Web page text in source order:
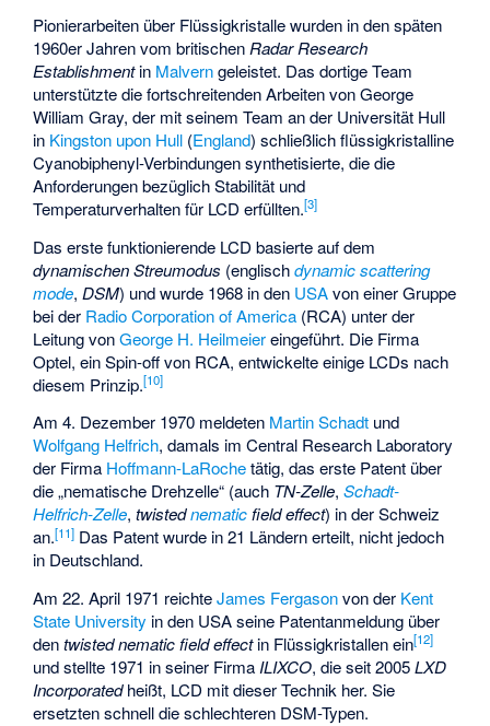
Pionierarbeiten über Flüssigkristalle wurden in den späten
1960er Jahren vom britischen Radar Research
Establishmentin Malverngeleistet. Das dortige Team
unterstützte die fortschreitenden Arbeiten von George
William Gray, der mit seinem Team an der Universität Hull
in Kingston upon Hull (England) schließlich flüssigkristalline
Cyanobiphenyl-Verbindungen synthetisierte, die die
Anforderungen bezüglich Stabilität und
Temperaturverhalten für LCD erfüllten.[3]
Das erste funktionierende LCD basierte auf dem
dynamischen Streumodus (englischdynamic scattering
mode,DSM) und wurde 1968 in den USAvon einer Gruppe
bei der Radio Corporation of America (RCA) unter der
Leitung vonGeorge H. Heilmeiereingeführt. Die Firma
Optel, ein Spin-off von RCA, entwickelte einige LCDs nach
diesem Prinzip.[10]
Am 4. Dezember 1970 meldeten Martin Schadt und
Wolfgang Helfrich, damals im Central Research Laboratory
der Firma Hoffmann-LaRochetätig, das erste Patent über
die „nematische Drehzelle“ (auch TN-Zelle,Schadt-
Helfrich-Zelle,twistednematicfield effect) in der Schweiz
an.[11] Das Patent wurde in 21 Ländern erteilt, nicht jedoch
in Deutschland.
Am 22. April 1971 reichteJames Fergasonvon der Kent
State University in den USA seine Patentanmeldung über
dentwisted nematic field effectin Flüssigkristallen ein[12]
und stellte 1971 in seiner Firma ILIXCO, die seit 2005LXD
Incorporatedheißt, LCD mit dieser Technik her. Sie
ersetzten schnell die schlechteren DSM-Typen.